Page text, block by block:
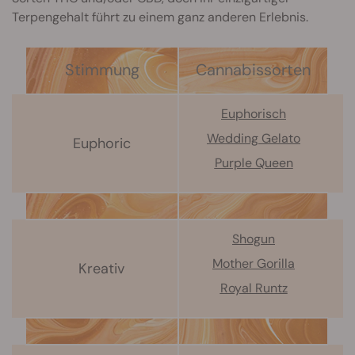
Terpengehalt führt zu einem ganz anderen Erlebnis.
Stimmung Cannabissorten
Euphoric
Euphorisch
Wedding Gelato
Purple Queen
Kreativ
Shogun
Mother Gorilla
Royal Runtz